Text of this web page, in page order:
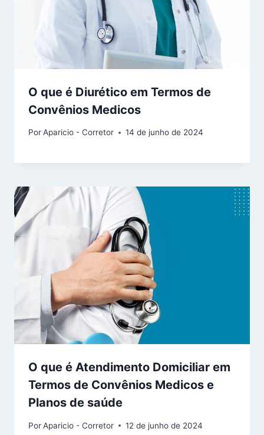
O que é Diurético em Termos de
Convênios Medicos
PorAparicio - Corretor 14 de junho de 2024
O que é Atendimento Domiciliar em
Termos de Convênios Medicos e
Planos de saúde
PorAparicio - Corretor 12 de junho de 2024